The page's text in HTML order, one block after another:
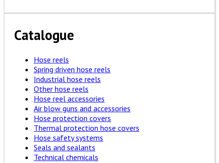
Catalogue
Hose reels
Spring driven hose reels
Industrial hose reels
Other hose reels
Hose reel accessories
Air blow guns and accessories
Hose protection covers
Thermal protection hose covers
Hose safety systems
Seals and sealants
Technical chemicals